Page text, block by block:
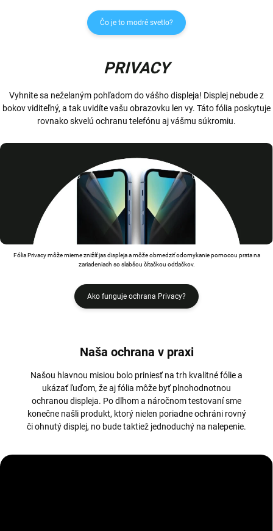
Čo je to modré svetlo?
PRIVACY
Vyhnite sa neželaným pohľadom do vášho displeja! Displej nebude z
bokov viditeľný, a tak uvidíte vašu obrazovku len vy. Táto fólia poskytuje
rovnako skvelú ochranu telefónu aj vášmu súkromiu.
Fólia Privacy môže mierne znižíť jas displeja a môže obmedziť odomykanie pomocou prsta na
zariadeniach so slabšou čítačkou odtlačkov.
Ako funguje ochrana Privacy?
Naša ochrana v praxi
Našou hlavnou misiou bolo priniesť na trh kvalitné fólie a
ukázať ľuďom, že aj fólia môže byť plnohodnotnou
ochranou displeja. Po dlhom a náročnom testovaní sme
konečne našli produkt, ktorý nielen poriadne ochráni rovný
či ohnutý displej, no bude taktiež jednoduchý na nalepenie.